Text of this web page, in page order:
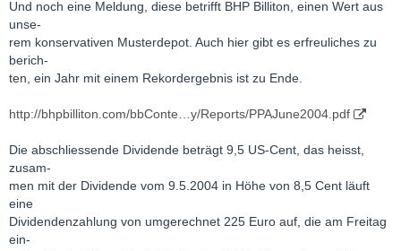
Und noch eine Meldung, diese betrifft BHP Billiton, einen Wert aus
unse-
rem konservativen Musterdepot. Auch hier gibt es erfreuliches zu
berich-
ten, ein Jahr mit einem Rekordergebnis ist zu Ende.
http://bhpbilliton.com/bbConte…y/Reports/PPAJune2004.pdf
Die abschliessende Dividende beträgt 9,5 US-Cent, das heisst,
zusam-
men mit der Dividende vom 9.5.2004 in Höhe von 8,5 Cent läuft
eine
Dividendenzahlung von umgerechnet 225 Euro auf, die am Freitag
ein-